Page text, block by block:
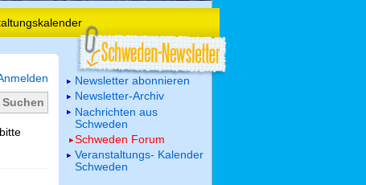
Newsletter abonnieren
Newsletter-Archiv
Nachrichten aus
Schweden
Schweden Forum
Veranstaltungs- Kalender
Schweden